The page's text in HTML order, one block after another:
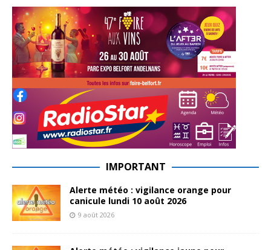
IMPORTANT
Alerte météo : vigilance orange pour
canicule lundi 10 août 2026
9 août 2026